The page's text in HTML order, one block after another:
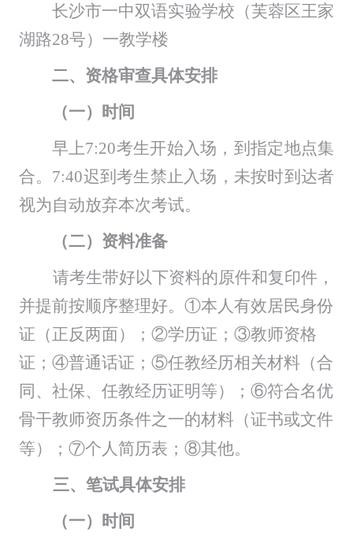
长沙市一中双语实验学校（芙蓉区王家
湖路28号）一教学楼
二、 资格审查具体安排
（一）时间
早上7:20考生开始入场， 到指定地点集
合。 7:40迟到考生禁止入场，未按时到达者
视为自动放弃本次考试。
（二）资料准备
请考生带好以下资料的原件和复印件，
并提前按顺序整理好。 ①本人有效居民身份
证（正反两面）；②学历证；③教师资格
证；④普通话证；⑤任教经历相关材料（合
同、社保、任教经历证明等）； ⑥符合名优
骨干教师资历条件之一的材料（证书或文件
等）；⑦个人简历表； ⑧其他。
三、笔试具体安排
（一）时间